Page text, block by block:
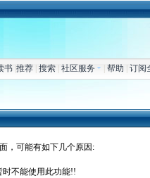
书| 推荐| 搜索| 社区服务 帮助 订阅
，可能有如下几个原因:
不能使用此功能!!